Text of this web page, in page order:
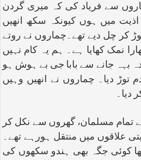
سے فریاد کی کہ میری گردن
میں ہوں کیونکہ سکھ انھیں
کر چل دیے تھے۔چماروں نے روتے
نمک کھایا ہے۔ ہم یہ کام نہیں
بہہ جانے سے بابا جی بے ہوش ہو
توڑ دیا۔ چماروں نے انھیں وہیں
دیا۔
مسلمان، گھروں سے نکل کر
علاقوں میں منتقل ہورہے تھے۔
کوئی جگہ بھی ہندو سکھوں کی